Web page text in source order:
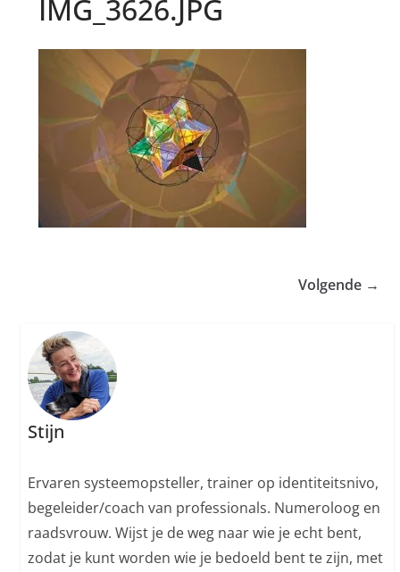
IMG_3626.JPG
Volgende →
Stijn
Ervaren systeemopsteller, trainer op identiteitsnivo,
begeleider/coach van professionals. Numeroloog en
raadsvrouw. Wijst je de weg naar wie je echt bent,
zodat je kunt worden wie je bedoeld bent te zijn, met